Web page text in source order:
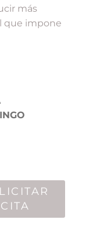
más
que impone
CITA